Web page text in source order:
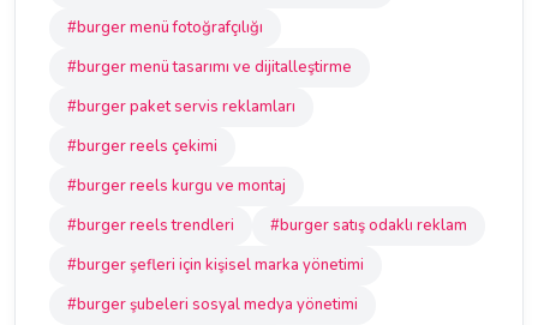
#burger menü fotoğrafçılığı
#burger menü tasarımı ve dijitalleştirme
#burger paket servis reklamları
#burger reels çekimi
#burger reels kurgu ve montaj
#burger reels trendleri
#burger satış odaklı reklam
#burger şefleri için kişisel marka yönetimi
#burger şubeleri sosyal medya yönetimi